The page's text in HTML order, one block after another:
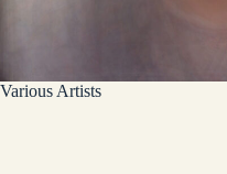
Various Artists